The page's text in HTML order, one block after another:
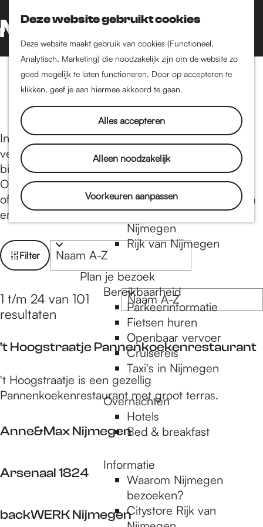
Deze website gebruikt cookies
Deze website maakt gebruik van cookies (Functioneel,
Analytisch, Marketing) die noodzakelijk zijn om de website zo
goed mogelijk te laten functioneren. Door op accepteren te
klikken, geef je aan hiermee akkoord te gaan.
Alles accepteren
Alleen noodzakelijk
Voorkeuren aanpassen
a
d
e
h
o
m
e
a
g
Z
o
e
k
e
n
K
a
a
r
t
M
e
n
Dukenburg
Lindenholt
Historie
De oudste stad van
Nederland
Historische tijdlijn
Romeinse Limes
Vrede van Nijmegen
Penning
Natuur in Nijmegen
Groenkaart van
Nijmegen
Rijk van Nijmegen
Plan je bezoek
Bereikbaarheid
Parkeerinformatie
Fietsen huren
Openbaar vervoer
Cruisereis
Taxi's in Nijmegen
Overnachten
Hotels
Bed & breakfast
Informatie
Waarom Nijmegen
bezoeken?
Citystore Rijk van
Lunchen
In Nijmegen kun je lekker lunchen op een van de
vele terrassen in het centrum. De Nijmeegse
binnenstad heeft vele lunchrooms en brasseries.
Of je nu een broodje gezond, een gebakken eitje
of een drie-gangen menu wil, voor elke lunch zijn
er verschillende restaurants en eetcafés.
W
a
z
o
e
k
j
e
Filter
S
o
t
e
e
r
o
:
1 t/m 24 van 101
resultaten
S
o
t
e
e
r
o
:
't Hoogstraatje Pannenkoekenrestaurant
'
t
o
o
s
a
't Hoogstraatje is een gezellig
Pannenkoekenrestaurant met groot terras.
Anne&Max Nijmegen
n
e
Arsenaal 1824
rbackWERK Nijmegen